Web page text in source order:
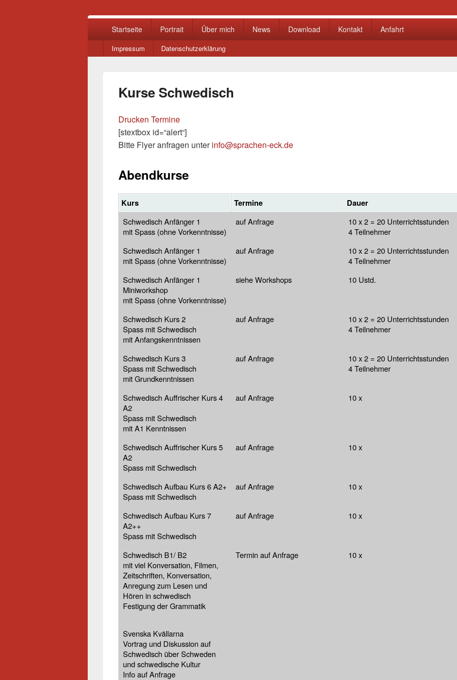
Startseite Portrait Über mich News Download Kontakt Anfahrt
Sekundär-
Menü
Impressum Datenschutzerklärung
Kurse Schwedisch
Drucken Termine
[stextbox id=“alert“]
Bitte Flyer anfragen unterinfo@sprachen-eck.de
Abendkurse
Kurs Termine Dauer
Schwedisch Anfänger 1
mit Spass (ohne Vorkenntnisse)
auf Anfrage
10 x 2 = 20 Unterrichtsstunden
4 Teilnehmer
Schwedisch Anfänger 1
mit Spass (ohne Vorkenntnisse)
auf Anfrage
10 x 2 = 20 Unterrichtsstunden
4 Teilnehmer
Schwedisch Anfänger 1
Miniworkshop
mit Spass (ohne Vorkenntnisse)
siehe Workshops 10 Ustd.
Schwedisch Kurs 2
Spass mit Schwedisch
mit Anfangskenntnissen
auf Anfrage
10 x 2 = 20 Unterrichtsstunden
4 Teilnehmer
Schwedisch Kurs 3
Spass mit Schwedisch
mit Grundkenntnissen
auf Anfrage
10 x 2 = 20 Unterrichtsstunden
4 Teilnehmer
Schwedisch Auffrischer Kurs 4
A2
Spass mit Schwedisch
mit A1 Kenntnissen
auf Anfrage 10 x
Schwedisch Auffrischer Kurs 5
A2
Spass mit Schwedisch
auf Anfrage 10 x
Schwedisch Aufbau Kurs 6 A2+
Spass mit Schwedisch
auf Anfrage 10 x
Schwedisch Aufbau Kurs 7
A2++
Spass mit Schwedisch
auf Anfrage 10 x
Schwedisch B1/ B2
mit viel Konversation, Filmen,
Zeitschriften, Konversation,
Anregung zum Lesen und
Hören in schwedisch
Festigung der Grammatik
Termin auf Anfrage 10 x
Svenska Kvällarna
Vortrag und Diskussion auf
Schwedisch über Schweden
und schwedische Kultur
Info auf Anfrage